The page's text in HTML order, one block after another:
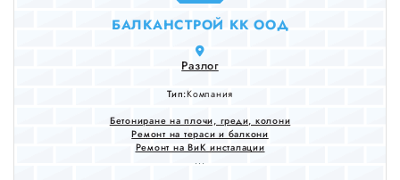
БАЛКАНСТРОЙ КК ООД
Разлог
Тип:Компания
Бетониране на плочи, греди, колони
Ремонт на тераси и балкони
Ремонт на ВиК инсталации
...